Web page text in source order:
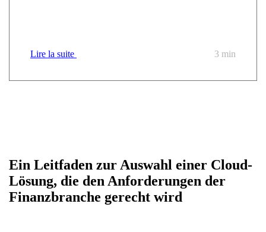
Lire la suite 3 min
Ein Leitfaden zur Auswahl einer Cloud-
Lösung, die den Anforderungen der
Finanzbranche gerecht wird